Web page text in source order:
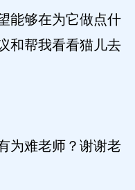
能够在为它做点什
和帮我看看猫儿去
为难老师？谢谢老